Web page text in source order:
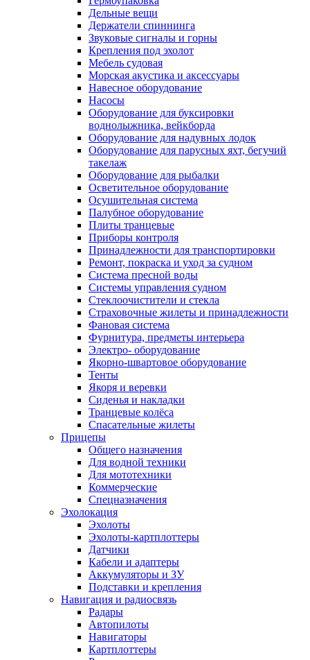
Дельные вещи
Держатели спиннинга
Звуковые сигналы и горны
Крепления под эхолот
Мебель судовая
Морская акустика и аксессуары
Навесное оборудование
Насосы
Оборудование для буксировки
воднолыжника, вейкборда
Оборудование для надувных лодок
Оборудование для парусных яхт, бегучий
такелаж
Оборудование для рыбалки
Осветительное оборудование
Осушительная система
Палубное оборудование
Плиты транцевые
Приборы контроля
Принадлежности для транспортировки
Ремонт, покраска и уход за судном
Система пресной воды
Системы управления судном
Стеклоочистители и стекла
Страховочные жилеты и принадлежности
Фановая система
Фурнитура, предметы интерьера
Электро- оборудование
Якорно-швартовое оборудование
Тенты
Якоря и веревки
Сиденья и накладки
Транцевые колёса
Спасательные жилеты
Прицепы
Общего назначения
Для водной техники
Для мототехники
Коммерческие
Спецназначения
Эхолокация
Эхолоты
Эхолоты-картплоттеры
Датчики
Кабели и адаптеры
Аккумуляторы и ЗУ
Подставки и крепления
Навигация и радиосвязь
Радары
Автопилоты
Навигаторы
Картплоттеры